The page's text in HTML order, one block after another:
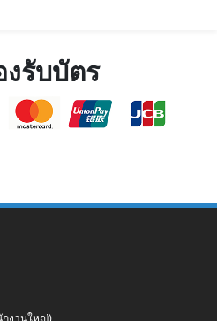
งรับบัตร